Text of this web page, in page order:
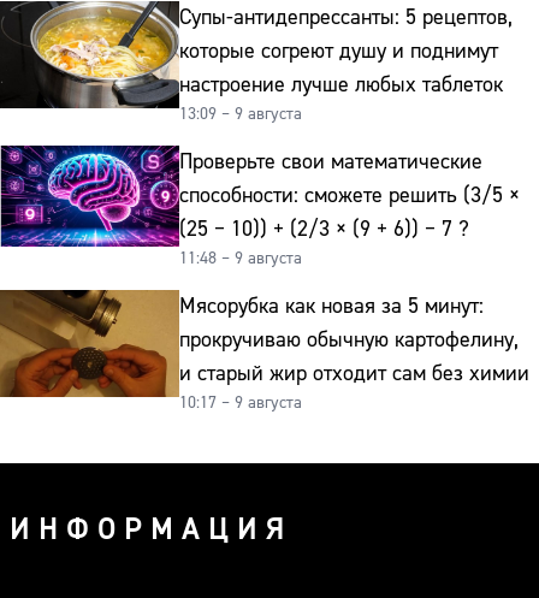
Супы-антидепрессанты: 5 рецептов,
которые согреют душу и поднимут
настроение лучше любых таблеток
13:09 – 9 августа
Проверьте свои математические
способности: сможете решить (3/5 ×
(25 − 10)) + (2/3 × (9 + 6)) − 7 ?
11:48 – 9 августа
Мясорубка как новая за 5 минут:
прокручиваю обычную картофелину,
и старый жир отходит сам без химии
10:17 – 9 августа
ИНФОРМАЦИЯ